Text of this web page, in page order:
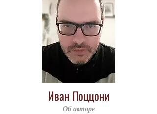
Иван Поццони
Об авторе